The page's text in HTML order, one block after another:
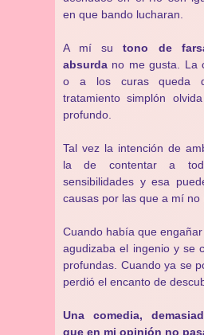
en que bando lucharan.
A mí sutono de
absurda no me gusta. La
o a los curas queda
tratamiento simplón
profundo.
Tal vez la intención de
la de contentar a
sensibilidades y esa
causas por las que a mí no
Cuando había que
agudizaba el ingenio y se
profundas. Cuando ya se
perdió el encanto de
Una comedia,
que en mi opinión no